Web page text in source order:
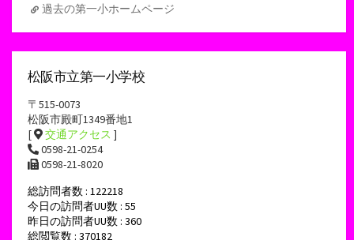
過去の第一小ホームページ
松阪市立第一小学校
〒515-0073
松阪市殿町1349番地1
[
交通アクセス ]
0598-21-0254
0598-21-8020
総訪問者数 : 122218
今日の訪問者UU数 : 55
昨日の訪問者UU数 : 360
総閲覧数 : 370182